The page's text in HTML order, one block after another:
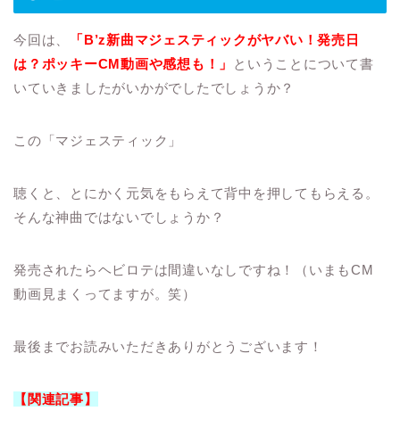
今回は、
「B’z新曲マジェスティックがヤバい！発売日
は？ポッキーCM動画や感想も！」
ということについて書
いていきましたがいかがでしたでしょうか？
この「マジェスティック」
聴くと、とにかく元気をもらえて背中を押してもらえる。
そんな神曲ではないでしょうか？
発売されたらヘビロテは間違いなしですね！（いまもCM
動画見まくってますが。笑）
最後までお読みいただきありがとうございます！
【関連記事】